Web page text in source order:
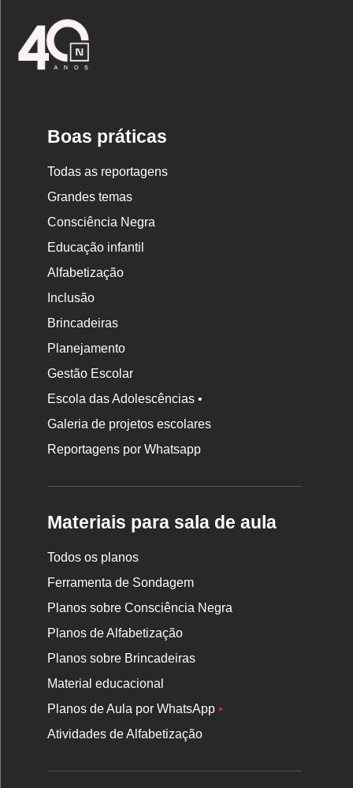
Boas práticas
Todas as reportagens
Grandes temas
Consciência Negra
Educação infantil
Alfabetização
Inclusão
Brincadeiras
Planejamento
Gestão Escolar
Escola das Adolescências •
Galeria de projetos escolares
Reportagens por Whatsapp
Materiais para sala de aula
Todos os planos
Ferramenta de Sondagem
Planos sobre Consciência Negra
Planos de Alfabetização
Planos sobre Brincadeiras
Material educacional
Planos de Aula por WhatsApp•
Atividades de Alfabetização